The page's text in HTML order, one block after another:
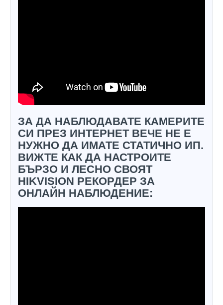
ЗА ДА НАБЛЮДАВАТЕ КАМЕРИТЕ
СИ ПРЕЗ ИНТЕРНЕТ ВЕЧЕ НЕ Е
НУЖНО ДА ИМАТЕ СТАТИЧНО ИП.
ВИЖТЕ КАК ДА НАСТРОИТЕ
БЪРЗО И ЛЕСНО СВОЯТ
HIKVISION РЕКОРДЕР ЗА
ОНЛАЙН НАБЛЮДЕНИЕ: